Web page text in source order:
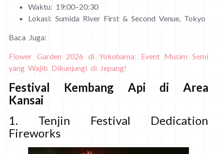
Waktu: 19:00–20:30
Lokasi: Sumida River First & Second Venue, Tokyo
Baca Juga:
Flower Garden 2026 di Yokohama: Event Musim Semi
yang Wajib Dikunjungi di Jepang!
Festival Kembang Api di Area
Kansai
1. Tenjin Festival Dedication
Fireworks